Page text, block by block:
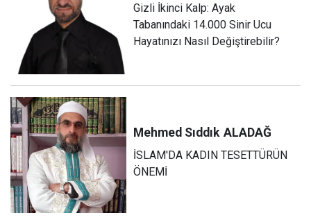
Gizli İkinci Kalp: Ayak
Tabanındaki 14.000 Sinir Ucu
Hayatınızı Nasıl Değiştirebilir?
Mehmed Sıddık ALADAĞ
İSLAM'DA KADIN TESETTÜRÜN
ÖNEMİ